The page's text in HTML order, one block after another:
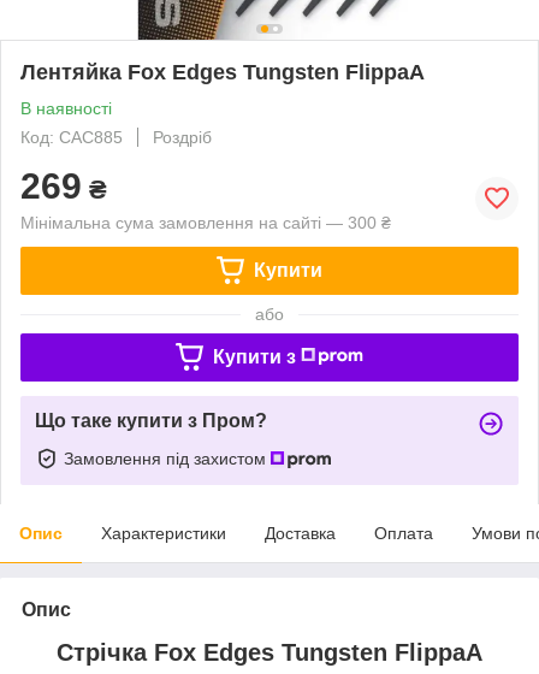
Лентяйка Fox Edges Tungsten FlippaA
В наявності
Код: CAC885
Роздріб
269 ₴
Мінімальна сума замовлення на сайті — 300 ₴
Купити
або
Купити з
Що таке купити з Пром?
Замовлення під захистом
Опис Характеристики Доставка Оплата Умови
Опис
Стрічка Fox Edges Tungsten FlippaA